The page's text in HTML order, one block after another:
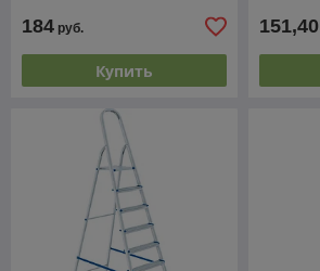
184 руб.
Купить
151,40